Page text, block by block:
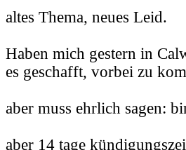
altes Thema, neues Leid.
Haben mich gestern in
es geschafft, vorbei zu
aber muss ehrlich sagen:
aber 14 tage